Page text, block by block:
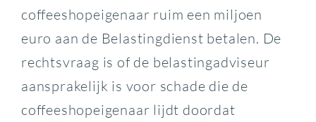
coffeeshopeigenaar ruim een miljoen
euro aan de Belastingdienst betalen. De
rechtsvraag is of de belastingadviseur
aansprakelijk is voor schade die de
coffeeshopeigenaar lijdt doordat